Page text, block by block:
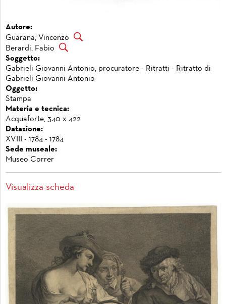
Autore:
Guarana, Vincenzo
Berardi, Fabio
Soggetto:
Gabrieli Giovanni Antonio, procuratore - Ritratti - Ritratto di
Gabrieli Giovanni Antonio
Oggetto:
Stampa
Materia e tecnica:
Acquaforte, 340 x 422
Datazione:
XVIII - 1784 - 1784
Sede museale:
Museo Correr
Visualizza scheda